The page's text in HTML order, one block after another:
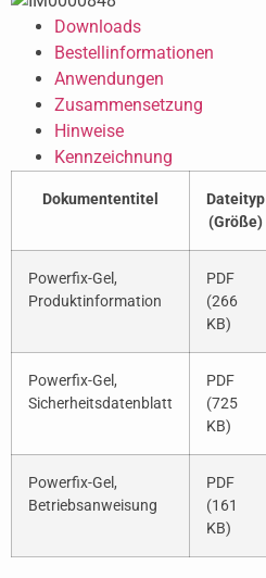
Downloads
Bestellinformationen
Anwendungen
Zusammensetzung
Hinweise
Kennzeichnung
Dokumententitel
Dateityp
(Größe)
Powerfix-Gel,
Produktinformation
PDF
(266
KB)
Powerfix-Gel,
Sicherheitsdatenblatt
PDF
(725
KB)
Powerfix-Gel,
Betriebsanweisung
PDF
(161
KB)